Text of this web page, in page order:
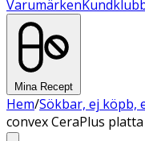
Varumärken
Mina Recept
Hem/Sökbar, ej köpb,
convex CeraPlus